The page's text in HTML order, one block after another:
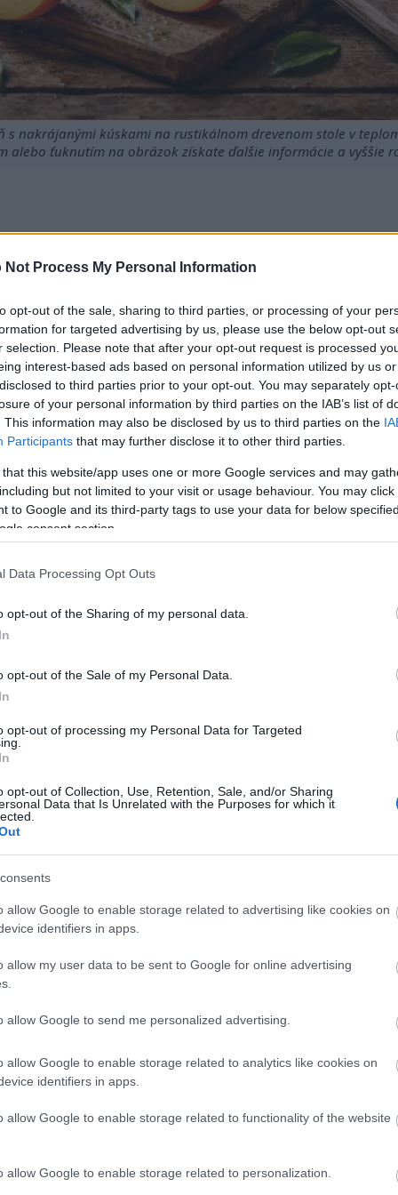
Not Process My Personal Information
opt-out of the sale, sharing to third parties, or processing of your
for targeted advertising by us, please use the below opt-out
selection. Please note that after your opt-out request is processed
interest-based ads based on personal information utilized by us
to third parties prior to your opt-out. You may separately
of your personal information by third parties on the IAB’s list of
This information may also be disclosed by us to third parties on the
Participants that may further disclose it to other third parties.
that this website/app uses one or more Google services and may
but not limited to your visit or usage behaviour. You may
to Google and its third-party tags to use your data for below
consent section.
Data Processing Opt Outs
opt-out of the Sharing of my personal data.
opt-out of the Sale of my Personal Data.
opt-out of processing my Personal Data for Targeted
opt-out of Collection, Use, Retention, Sale, and/or Sharing
Data that Is Unrelated with the Purposes for which it
allow Google to enable storage related to advertising like cookies on
identifiers in apps.
allow my user data to be sent to Google for online advertising
allow Google to send me personalized advertising.
allow Google to enable storage related to analytics like cookies on
identifiers in apps.
allow Google to enable storage related to functionality of the website
allow Google to enable storage related to personalization.
s nakrájanými kúskami na rustikálnom drevenom stole v
alebo ťuknutím na obrázok získate ďalšie informácie a vyššie
zdravotných výhod a sú lahodným spôsobom, ako
a antioxidanty a pomáhajú zlepšiť celkové zdravie.
jedálnička môže zlepšiť trávenie a zdravie srdca.
ktoré môžu chrániť pokožku a pomáhať pri úľave od
a ich všestranného využitia pri varení môže vylepšiť
patrí do čeľade kôstkovitých. Do tejto čeľade patria
pre svoju chuť a rozmanitosť.
dozadu do Číny. Tam majú kultúrny význam. Broskyne
V strede majú kôstku.
vrátane žltých a bielych druhov. Každá z nich ponúka
aj plné živín.
mnohými spôsobmi. Môžete ich jesť čerstvé, piecť
voľbou do mnohých jedál.
a látok podporujúcich zdravie. Sú plné vitamínov A, C, E a
veľká broskyňa má približne 58 kalórií a 2 gramy
kalórií, ale vysoký obsah minerálov, ako je draslík, meď
pod kontrolou a podporujú silné kosti.
svojimi antioxidantmi. Tieto silné zlúčeniny bojujú proti
ukazujú, že čerstvá broskyňová šťava si zachováva
Vďaka tomu sú broskyne skvelým spôsobom, ako
Stredne veľká broskyňa obsahuje približne 2 gramy
pravidelne chodiť na toaletu. Tiež robí vaše črevá
obsahujú špeciálne zlúčeniny. Tieto zlúčeniny
dobré pre váš žalúdok, aj keď máte tráviace problémy.
zlepšiť vaše trávenie. Sú chutným spôsobom, ako udržať